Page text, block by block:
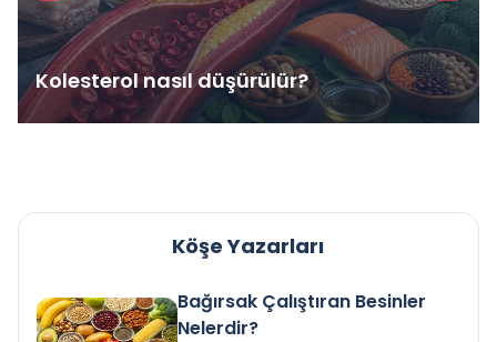
Kolesterol nasıl düşürülür?
Köşe Yazarları
Bağırsak Çalıştıran Besinler
Nelerdir?